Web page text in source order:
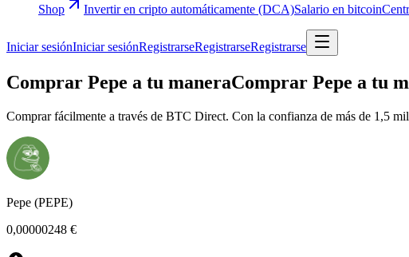
Shop
Invertir en cripto automáticamente (DCA)Salario en bitcoin
Iniciar sesiónIniciar sesiónRegistrarseRegistrarseRegistrarse
Comprar Pepe a tu maneraComprar Pepe a tu
Comprar fácilmente a través de BTC Direct. Con la confianza de más de 1,5
Pepe (PEPE)
0,00000248 €